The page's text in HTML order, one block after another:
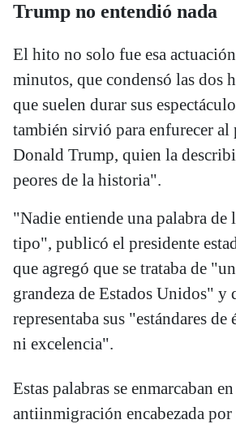
Trump no entendió nada
El hito no solo fue esa
minutos, que condensó las dos
que suelen durar sus
también sirvió para enfurecer al
Donald Trump, quien la
peores de la historia".
"Nadie entiende una palabra de
tipo", publicó el presidente
que agregó que se trataba de
grandeza de Estados Unidos" y
representaba sus "estándares
ni excelencia".
Estas palabras se enmarcaban
antiinmigración encabezada